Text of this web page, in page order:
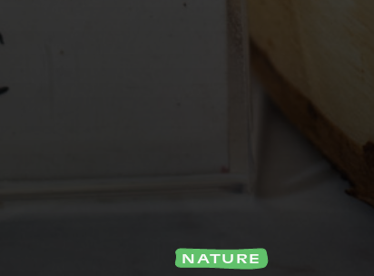
NATURE